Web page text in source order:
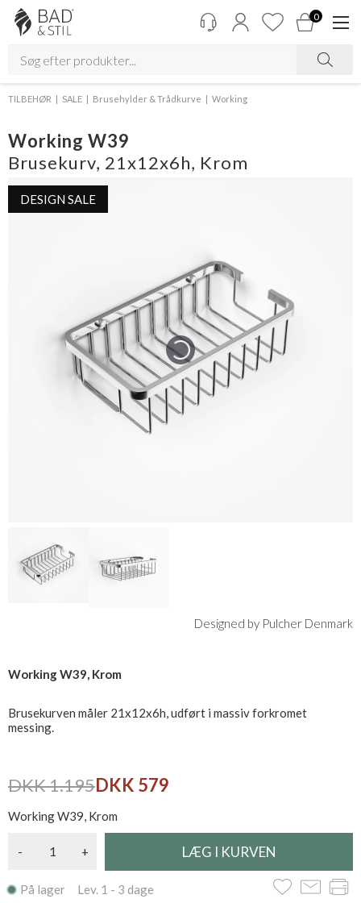
0
TILBEHØR SALE Brusehylder & Trådkurve Working
Working W39
Brusekurv, 21x12x6h, Krom
DESIGN SALE
Designed by Pulcher Denmark
Working W39, Krom
Brusekurven måler 21x12x6h, udført i massiv forkromet
messing.
DKK 1.195DKK 579
Working W39, Krom
- +
På lager Lev. 1 - 3 dage